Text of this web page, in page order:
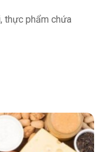
thực phẩm chứa